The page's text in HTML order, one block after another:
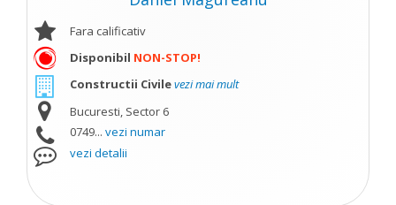
Fara calificativ
Disponibil NON-STOP!
Constructii Civilevezi mai mult
Bucuresti, Sector 6
0749... vezi numar
vezi detalii